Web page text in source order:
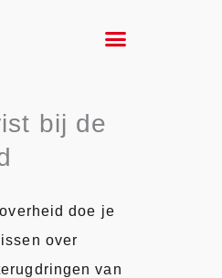
bij de
doe je
over
van